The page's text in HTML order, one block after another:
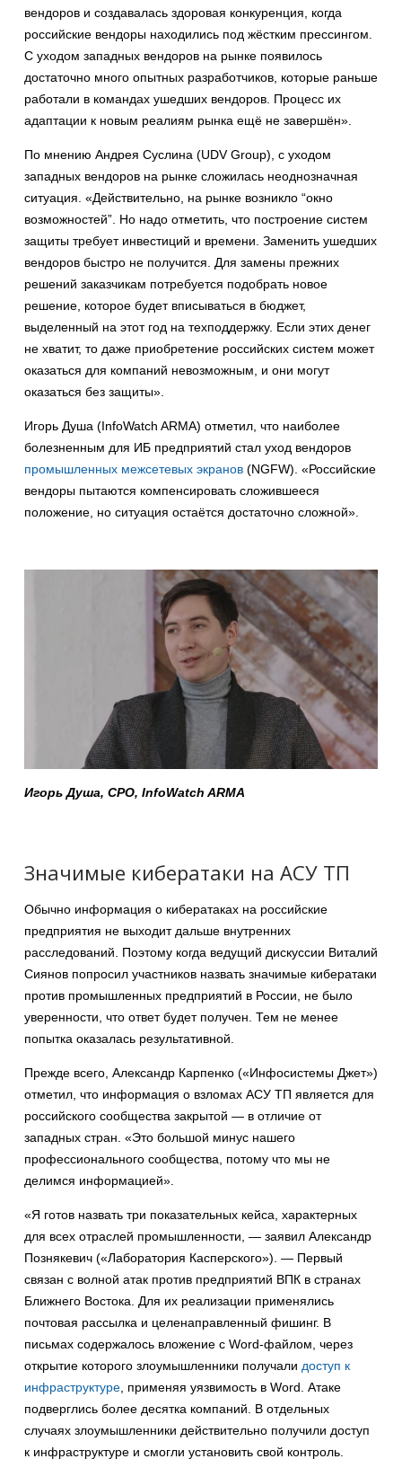
вендоров и создавалась здоровая конкуренция, когда
российские вендоры находились под жёстким прессингом.
С уходом западных вендоров на рынке появилось
достаточно много опытных разработчиков, которые раньше
работали в командах ушедших вендоров. Процесс их
адаптации к новым реалиям рынка ещё не завершён».
По мнению Андрея Суслина (UDV Group), с уходом
западных вендоров на рынке сложилась неоднозначная
ситуация. «Действительно, на рынке возникло “окно
возможностей”. Но надо отметить, что построение систем
защиты требует инвестиций и времени. Заменить ушедших
вендоров быстро не получится. Для замены прежних
решений заказчикам потребуется подобрать новое
решение, которое будет вписываться в бюджет,
выделенный на этот год на техподдержку. Если этих денег
не хватит, то даже приобретение российских систем может
оказаться для компаний невозможным, и они могут
оказаться без защиты».
Игорь Душа (InfoWatch ARMA) отметил, что наиболее
болезненным для ИБ предприятий стал уход вендоров
промышленных межсетевых экранов (NGFW). «Российские
вендоры пытаются компенсировать сложившееся
положение, но ситуация остаётся достаточно сложной».
Игорь Душа, CPO, InfoWatch ARMA
Значимые кибератаки на АСУ ТП
Обычно информация о кибератаках на российские
предприятия не выходит дальше внутренних
расследований. Поэтому когда ведущий дискуссии Виталий
Сиянов попросил участников назвать значимые кибератаки
против промышленных предприятий в России, не было
уверенности, что ответ будет получен. Тем не менее
попытка оказалась результативной.
Прежде всего, Александр Карпенко («Инфосистемы Джет»)
отметил, что информация о взломах АСУ ТП является для
российского сообщества закрытой — в отличие от
западных стран. «Это большой минус нашего
профессионального сообщества, потому что мы не
делимся информацией».
«Я готов назвать три показательных кейса, характерных
для всех отраслей промышленности, — заявил Александр
Познякевич («Лаборатория Касперского»). — Первый
связан с волной атак против предприятий ВПК в странах
Ближнего Востока. Для их реализации применялись
почтовая рассылка и целенаправленный фишинг. В
письмах содержалось вложение с Word-файлом, через
открытие которого злоумышленники получали доступ к
инфраструктуре , применяя уязвимость в Word. Атаке
подверглись более десятка компаний. В отдельных
случаях злоумышленники действительно получили доступ
к инфраструктуре и смогли установить свой контроль.